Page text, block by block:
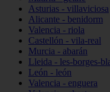
Asturias - villaviciosa
Alicante - benidorm
Valencia - riola
Castellón - vila-real
Murcia - abarán
Lleida - les-borges-
León - león
Valencia - enguera